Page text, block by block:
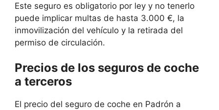
Este seguro es obligatorio por ley y no tenerlo
puede implicar multas de hasta 3.000 €, la
inmovilización del vehículo y la retirada del
permiso de circulación.
Precios de los seguros de coche
a terceros
El precio del seguro de coche en Padrón a